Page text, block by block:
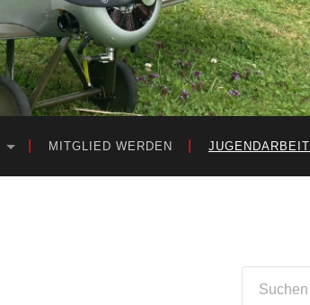
MITGLIED WERDEN JUGENDARBEIT
nach: